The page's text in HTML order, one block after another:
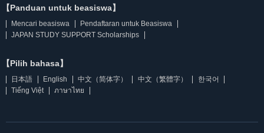
【Panduan untuk beasiswa】
Mencari beasiswa
Pendaftaran untuk Beasiswa
JAPAN STUDY SUPPORT Scholarships
【Pilih bahasa】
日本語 English 中文（简体字） 中文（繁體字）
한국어
Tiếng Việt
ภาษาไทย